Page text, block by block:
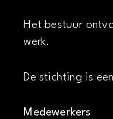
Het bestuur
werk.
De stichting is
Medewerkers